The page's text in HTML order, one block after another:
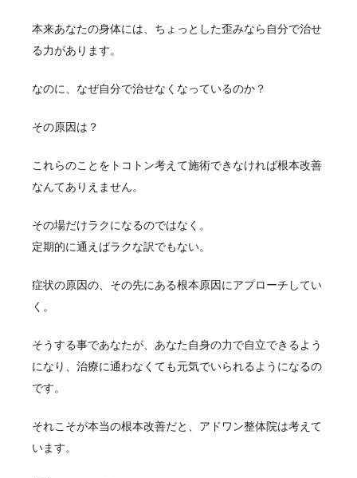
本来あなたの身体には、ちょっとした歪みなら自分で治せ
る力があります。
なのに、なぜ自分で治せなくなっているのか？
その原因は？
これらのことをトコトン考えて施術できなければ根本改善
なんてありえません。
その場だけラクになるのではなく。
定期的に通えばラクな訳でもない。
症状の原因の、その先にある根本原因にアプローチしてい
く。
そうする事であなたが、あなた自身の力で自立できるよう
になり、治療に通わなくても元気でいられるようになるの
です。
それこそが本当の根本改善だと、アドワン整体院は考えて
います。